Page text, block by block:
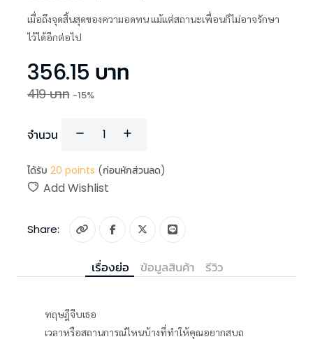
เมื่อถึงจุดสิ้นสุดของความอดทน แม้แต่สถานะเพื่อนก็ไม่อาจรักษา
ไว้ได้อีกต่อไป
356.15 บาท
419บาท -15%
จำนวน
ได้รับ 20 points (ก่อนหักส่วนลด)
Add Wishlist
Share:
เรื่องย่อ ข้อมูลสินค้า รีวิว
ทฤษฎีจีบเธอ
เวลาหรือสถานการณ์ไหนบ้างที่ทำให้คุณอยากสบถ